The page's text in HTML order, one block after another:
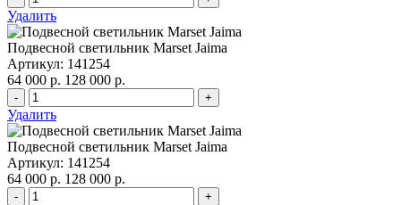
Удалить
Подвесной светильник Marset Jaima
Артикул: 141254
64 000 р. 128 000 р.
- +
Удалить
Подвесной светильник Marset Jaima
Артикул: 141254
64 000 р. 128 000 р.
- +